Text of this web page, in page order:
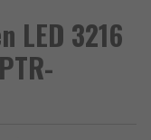
LED 3216